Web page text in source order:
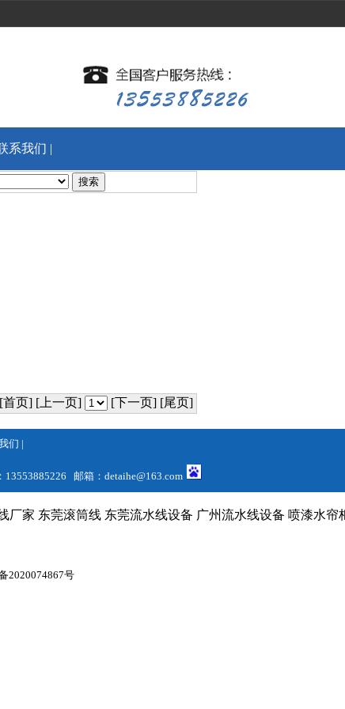
系我们 |
[首页] [上一页] [下一页] [尾页]
们 |
邮箱： detaihe@163.com
厂家 东莞滚筒线 东莞流水线设备 广州流水线设备 喷漆水帘
2020074867号